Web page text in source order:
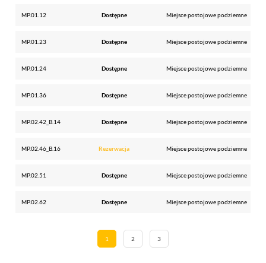
MP.01.12 Dostępne Miejsce postojowe podziemne
MP.01.23 Dostępne Miejsce postojowe podziemne
MP.01.24 Dostępne Miejsce postojowe podziemne
MP.01.36 Dostępne Miejsce postojowe podziemne
MP.02.42_B.14 Dostępne Miejsce postojowe podziemne
MP.02.46_B.16 Rezerwacja Miejsce postojowe podziemne
MP.02.51 Dostępne Miejsce postojowe podziemne
MP.02.62 Dostępne Miejsce postojowe podziemne
1 2 3